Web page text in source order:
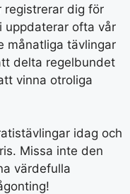
registrerar dig för
uppdaterar ofta vår
månatliga tävlingar
delta regelbundet
vinna otroliga
idag och
Missa inte den
värdefulla